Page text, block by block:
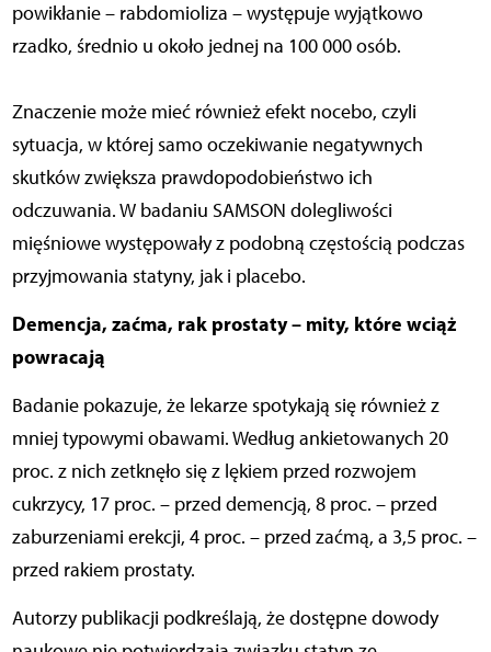
powikłanie – rabdomioliza – występuje wyjątkowo
rzadko, średnio u około jednej na 100 000 osób.
Znaczenie może mieć również efekt nocebo, czyli
sytuacja, w której samo oczekiwanie negatywnych
skutków zwiększa prawdopodobieństwo ich
odczuwania. W badaniu SAMSON dolegliwości
mięśniowe występowały z podobną częstością podczas
przyjmowania statyny, jak i placebo.
Demencja, zaćma, rak prostaty – mity, które wciąż
powracają
Badanie pokazuje, że lekarze spotykają się również z
mniej typowymi obawami. Według ankietowanych 20
proc. z nich zetknęło się z lękiem przed rozwojem
cukrzycy, 17 proc. – przed demencją, 8 proc. – przed
zaburzeniami erekcji, 4 proc. – przed zaćmą, a 3,5 proc. –
przed rakiem prostaty.
Autorzy publikacji podkreślają, że dostępne dowody